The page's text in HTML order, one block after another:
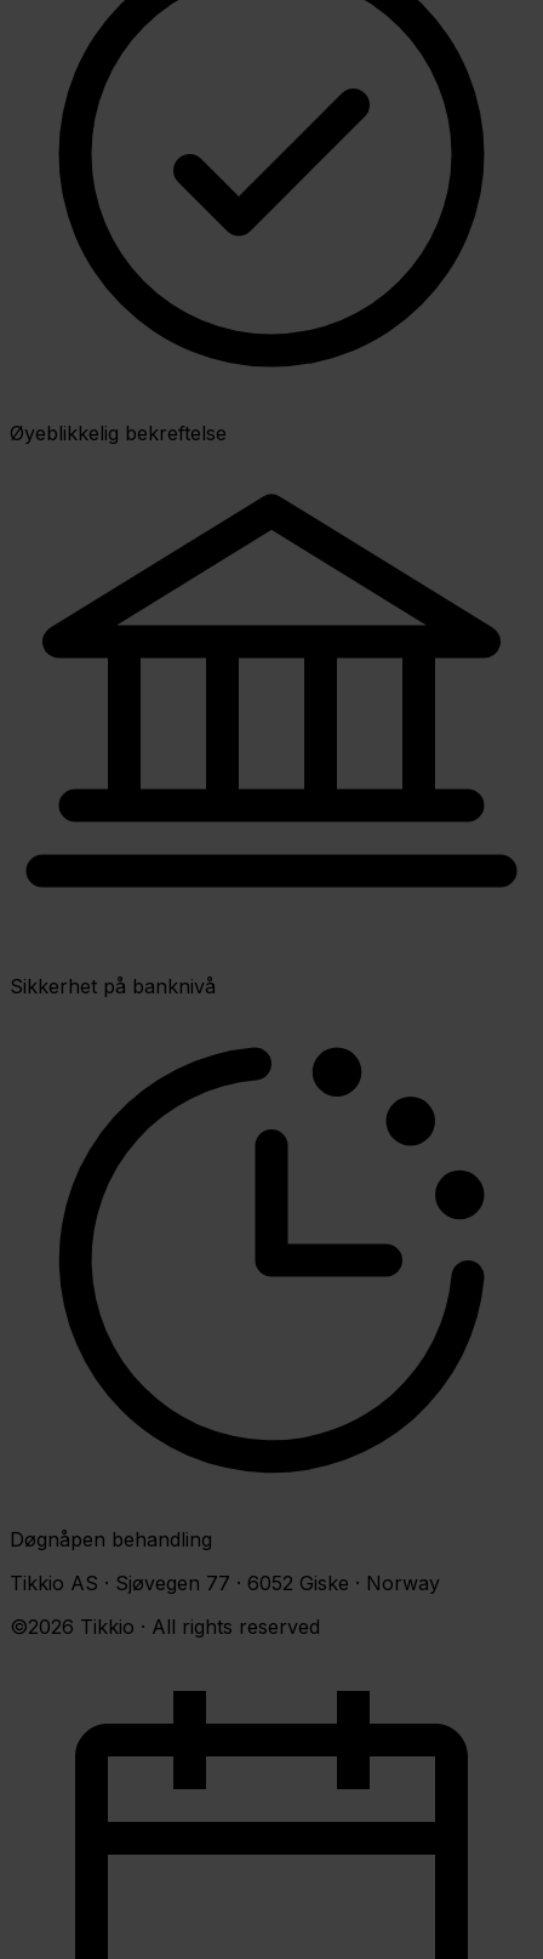
Øyeblikkelig bekreftelse
Sikkerhet på banknivå
Døgnåpen behandling
Tikkio AS · Sjøvegen 77 · 6052 Giske · Norway
©2026 Tikkio · All rights reserved